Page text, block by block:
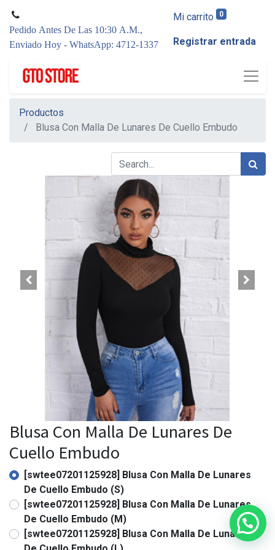
Pedido Antes De Las 10:30 A.M.,
Enviado Hoy - WhatsApp: 4712-1337
Mi carrito 0
Registrar entrada
Productos
Blusa Con Malla De Lunares De Cuello Embudo
Blusa Con Malla De Lunares De
Cuello Embudo
[swtee07201125928] Blusa Con Malla De Lunares
De Cuello Embudo (S)
[swtee07201125928] Blusa Con Malla De Lunares
De Cuello Embudo (M)
[swtee07201125928] Blusa Con Malla De Lunares